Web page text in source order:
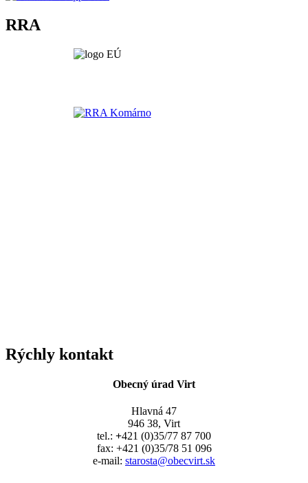
RRA
Rýchly kontakt
Obecný úrad Virt
Hlavná 47
946 38, Virt
tel.: +421 (0)35/77 87 700
fax: +421 (0)35/78 51 096
e-mail: starosta@obecvirt.sk